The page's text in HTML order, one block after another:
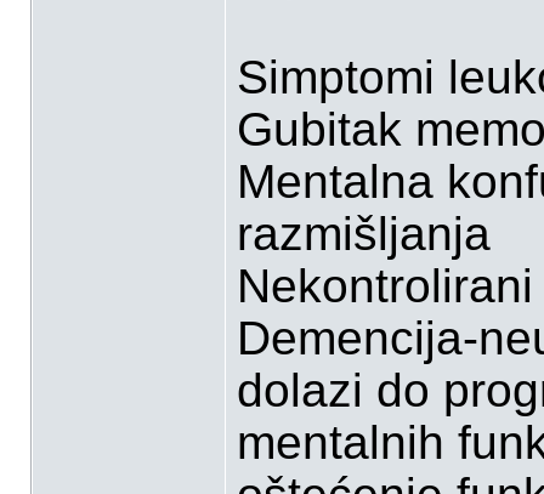
Simptomi
Gubitak
Mentalna
razmišljanja
Demencija-
dolazi do
mentalnih